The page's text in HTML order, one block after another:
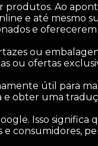
produtos. Ao
e até mesmo
e
ou
ou ofertas
útil para
obter uma
Isso significa
e consumidores,